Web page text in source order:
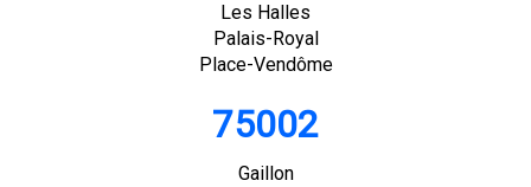
Les Halles
Palais-Royal
Place-Vendôme
75002
Gaillon